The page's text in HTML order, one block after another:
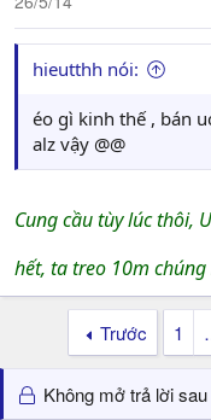
hieutthh nói:
éo gì kinh thế , bán
alz vậy @@
Cung cầu tùy lúc thôi,
hết, ta treo 10m
Trước 1
Không mở trả lời sau